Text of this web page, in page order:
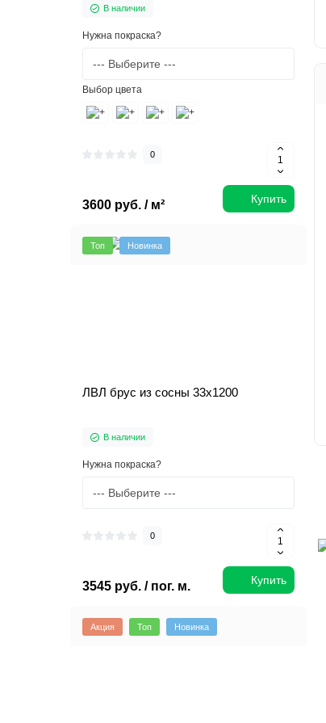
В наличии
Нужна покраска?
Выбор цвета
0
3600 руб. / м² Купить
Топ Новинка
ЛВЛ брус из сосны 33х1200
В наличии
Нужна покраска?
0
3545 руб. / пог. м. Купить
Акция Топ Новинка